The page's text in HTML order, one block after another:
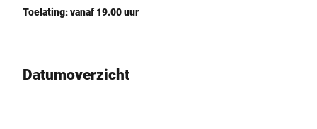
Toelating: vanaf 19.00 uur
Datumoverzicht